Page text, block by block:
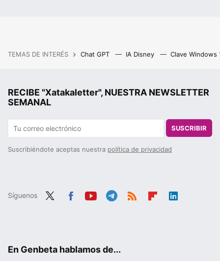
TEMAS DE INTERÉS Chat GPT IA Disney Clave Windows
RECIBE "Xatakaletter", NUESTRA NEWSLETTER
SEMANAL
SUSCRIBIR
Suscribiéndote aceptas nuestra política de privacidad
Síguenos
En Genbeta hablamos de...